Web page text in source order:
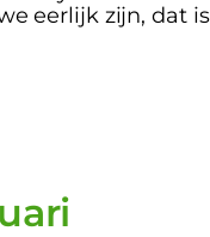
eerlijk zijn, dat